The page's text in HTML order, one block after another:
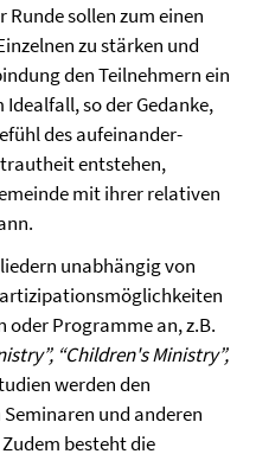
sollen zum einen
zu stärken und
den Teilnehmern ein
so der Gedanke,
des aufeinander-
entstehen,
mit ihrer relativen
unabhängig von
oder Programme an, z.B.
“Children's Ministry”,
werden den
und anderen
besteht die